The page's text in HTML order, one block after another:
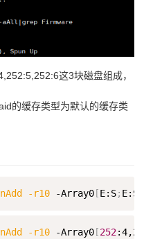
这3块磁盘组成，
的缓存类型为默认的缓存类
-r10 -Array0 [E:S; E:S
-r10 -Array0 [252:4,252:5